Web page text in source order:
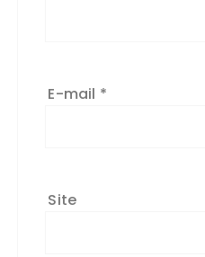
E-mail *
Site